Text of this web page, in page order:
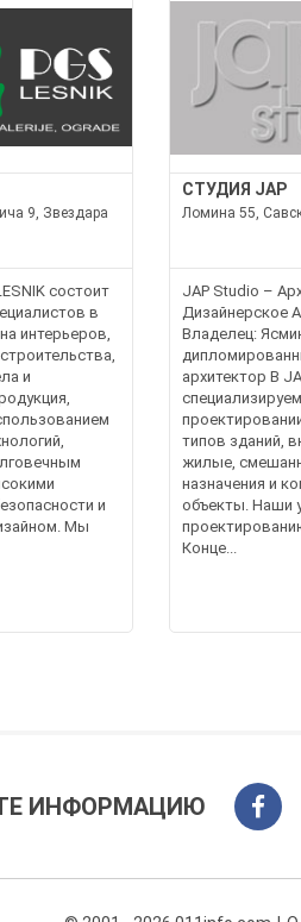
9, Звездара
состоит
в
интерьеров,
и
и
Мы
СТУДИЯ JAP
Ломина 55,
JAP Studio –
Дизайнерское
Владелец:
архитектор В
типов зданий,
жилые,
назначения и
объекты. Наши
Конце...
ИНФОРМАЦИЮ